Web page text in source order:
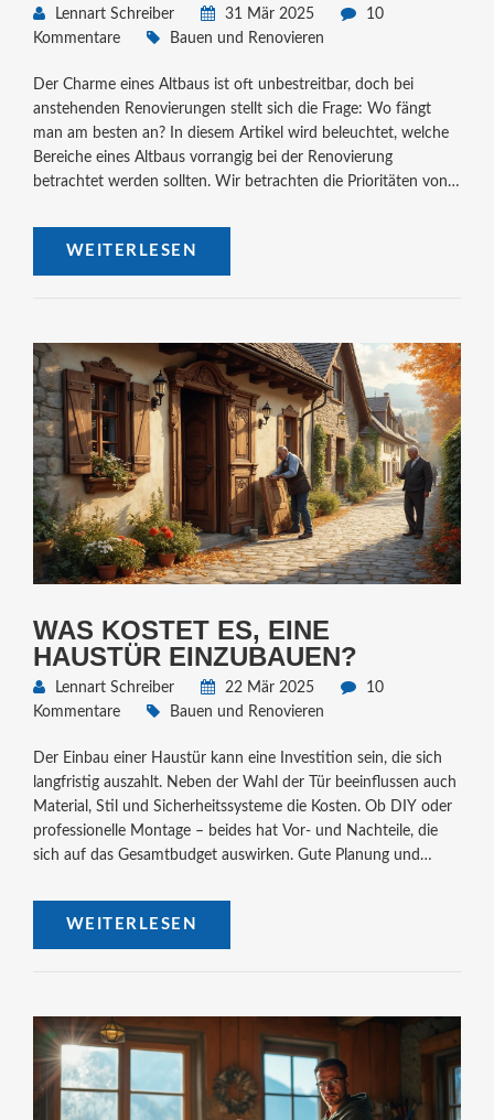
Lennart Schreiber 31 Mär 2025
10
Kommentare
Bauen und Renovieren
Der Charme eines Altbaus ist oft unbestreitbar, doch bei
anstehenden Renovierungen stellt sich die Frage: Wo fängt
man am besten an? In diesem Artikel wird beleuchtet, welche
Bereiche eines Altbaus vorrangig bei der Renovierung
betrachtet werden sollten. Wir betrachten die Prioritäten von
Problemen, die direkt angegangen werden müssen. Praktische
Tipps helfen Ihnen, eine geplante und kostenbewusste
Herangehensweise zu entwickeln.
WEITERLESEN
WAS KOSTET ES, EINE
HAUSTÜR EINZUBAUEN?
Lennart Schreiber 22 Mär 2025
10
Kommentare
Bauen und Renovieren
Der Einbau einer Haustür kann eine Investition sein, die sich
langfristig auszahlt. Neben der Wahl der Tür beeinflussen auch
Material, Stil und Sicherheitssysteme die Kosten. Ob DIY oder
professionelle Montage – beides hat Vor- und Nachteile, die
sich auf das Gesamtbudget auswirken. Gute Planung und
vermeiden. Entdecken Sie praktische Tipps und wichtige
Überlegungen, die Ihnen helfen, kluge Entscheidungen zu
treffen.
WEITERLESEN